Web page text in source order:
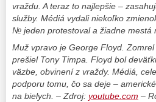
vraždu. A teraz to najlepšie –
služby. Médiá vydali niekoľko
№ jeden protestoval a žiadne mestá
Muž vpravo je George Floyd.
prešiel Tony Timpa. Floyd bol
väzbe, obvinení z vraždy. Médiá,
podporu tomu, čo sa deje –
na bielych. – Zdroj: youtube.com –